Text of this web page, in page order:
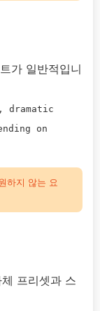
가 일반적입니
dramatic
on
하지 않는 요
프리셋과 스